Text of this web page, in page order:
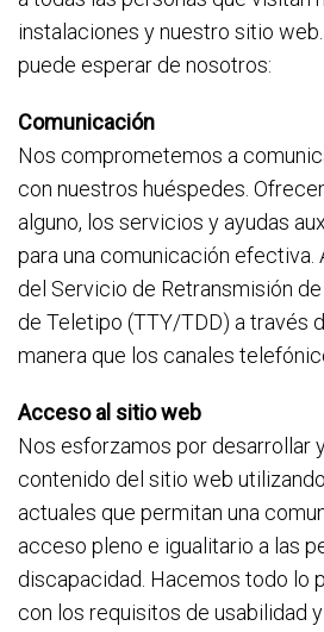
instalaciones y nuestro sitio
puede esperar de nosotros:
Comunicación
Nos comprometemos a
con nuestros huéspedes.
alguno, los servicios y ayudas
para una comunicación efectiva.
del Servicio de Retransmisión
de Teletipo (TTY/TDD) a través
manera que los canales
Acceso al sitio web
Nos esforzamos por desarrollar
contenido del sitio web
actuales que permitan una
acceso pleno e igualitario a las
discapacidad. Hacemos todo lo
con los requisitos de usabilidad